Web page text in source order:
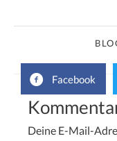
Facebook
Deine E-Mail-